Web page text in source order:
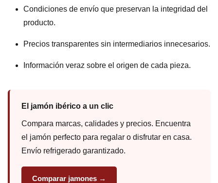
Condiciones de envío que preservan la integridad del
producto.
Precios transparentes sin intermediarios innecesarios.
Información veraz sobre el origen de cada pieza.
El jamón ibérico a un clic
Compara marcas, calidades y precios. Encuentra
el jamón perfecto para regalar o disfrutar en casa.
Envío refrigerado garantizado.
Comparar jamones →